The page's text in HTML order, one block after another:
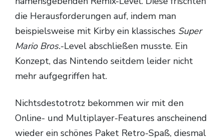
die Herausforderungen auf, indem man
beispielsweise mit Kirby ein klassisches Super
Mario Bros.-Level abschließen musste. Ein
Konzept, das Nintendo seitdem leider nicht
mehr aufgegriffen hat.
Nichtsdestotrotz bekommen wir mit den
Online- und Multiplayer-Features anscheinend
wieder ein schönes Paket Retro-Spaß, diesmal